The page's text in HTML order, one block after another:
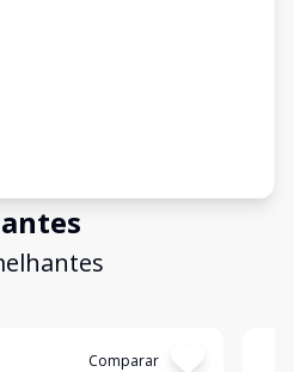
Comparar